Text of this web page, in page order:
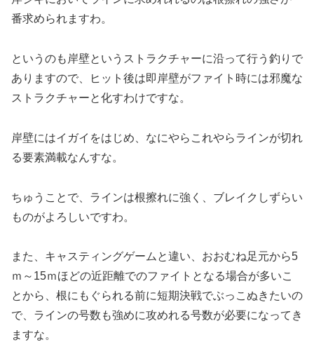
番求められますわ。
というのも岸壁というストラクチャーに沿って行う釣りで
ありますので、ヒット後は即岸壁がファイト時には邪魔な
ストラクチャーと化すわけですな。
岸壁にはイガイをはじめ、なにやらこれやらラインが切れ
る要素満載なんすな。
ちゅうことで、ラインは根擦れに強く、ブレイクしずらい
ものがよろしいですわ。
また、キャスティングゲームと違い、おおむね足元から5
ｍ～15ｍほどの近距離でのファイトとなる場合が多いこ
とから、根にもぐられる前に短期決戦でぶっこぬきたいの
で、ラインの号数も強めに攻めれる号数が必要になってき
ますな。